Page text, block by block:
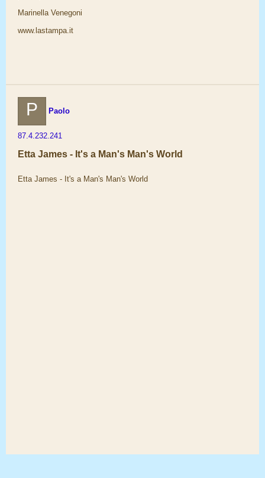
Marinella Venegoni
www.lastampa.it
P Paolo
87.4.232.241
Etta James - It's a Man's Man's World
Etta James - It's a Man's Man's World